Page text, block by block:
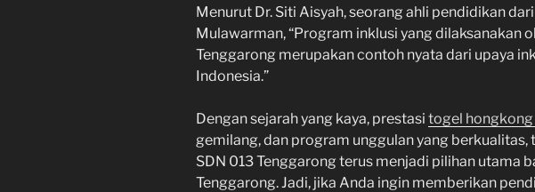
Menurut Dr. Siti Aisyah, seorang ahli pendidikan
Mulawarman, “Program inklusi yang dilaksanakan
Tenggarong merupakan contoh nyata dari upaya
Indonesia.”
Dengan sejarah yang kaya, prestasi togel
gemilang, dan program unggulan yang berkualitas,
SDN 013 Tenggarong terus menjadi pilihan utama
Tenggarong. Jadi, jika Anda ingin memberikan